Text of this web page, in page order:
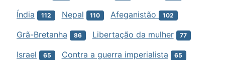
Índia 112 Nepal 110 Afeganistão 102
Grã-Bretanha 86 Libertação da mulher 77
Israel 65 Contra a guerra imperialista 65